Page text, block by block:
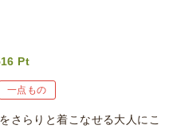
Pt
一点もの
さらりと着こなせる大人にこ